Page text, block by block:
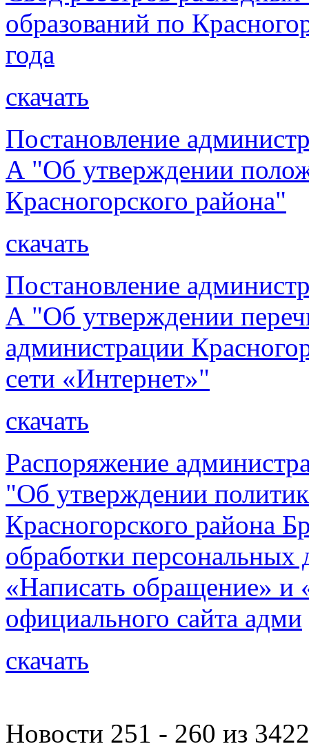
образований по
года
скачать
Постановление
А "Об утверждении
Красногорского района"
скачать
Постановление
А "Об утверждении
администрации
сети «Интернет»"
скачать
Распоряжение
"Об утверждении
Красногорского района
обработки персональных
«Написать обращение» и
официального сайта адми
скачать
Новости 251 - 260 из 3422